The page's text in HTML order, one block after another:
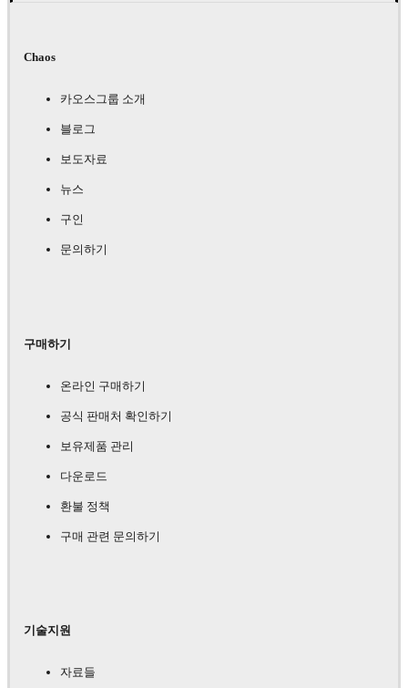
Chaos
카오스그룹 소개
블로그
보도자료
뉴스
구인
문의하기
구매하기
온라인 구매하기
공식 판매처 확인하기
보유제품 관리
다운로드
환불 정책
구매 관련 문의하기
기술지원
자료들